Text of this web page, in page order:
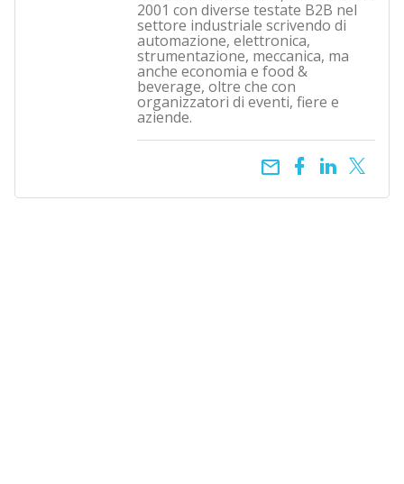
2001 con diverse testate B2B nel
settore industriale scrivendo di
automazione, elettronica,
strumentazione, meccanica, ma
anche economia e food &
beverage, oltre che con
organizzatori di eventi, fiere e
aziende.
email